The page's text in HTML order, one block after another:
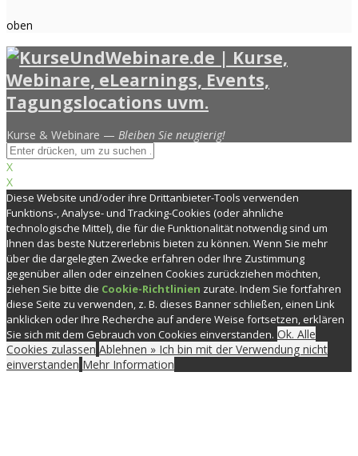
oben
Kurse & Webinare — Bleiben Sie neugierig!
X
X
Diese Website und/oder ihre Drittanbieter-Tools verwenden
Funktions-, Analyse- und Tracking-Cookies (oder ähnliche
technologische Mittel), die für die Funktionalität notwendig sind um
Ihnen das beste Nutzererlebnis bieten zu können. Wenn Sie mehr
über die dargelegten Zwecke erfahren oder Ihre Zustimmung
gegenüber allen oder einzelnen Cookies zurückziehen möchten,
ziehen Sie bitte die Cookie-Richtlinien zurate. Indem Sie fortfahren
diese Seite zu verwenden, z. B. dieses Banner schließen, einen Link
anklicken oder Ihre Recherche auf andere Weise fortsetzen, erklären
Sie sich mit dem Gebrauch von Cookies einverstanden. Ok. Alle
Cookies zulassen Ablehnen » Ich bin mit der Verwendung nicht
einverstanden Mehr Information